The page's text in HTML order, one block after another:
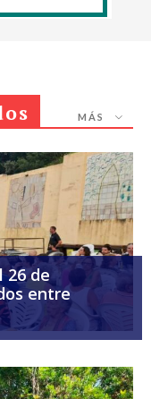
MÁS
26 de
entre